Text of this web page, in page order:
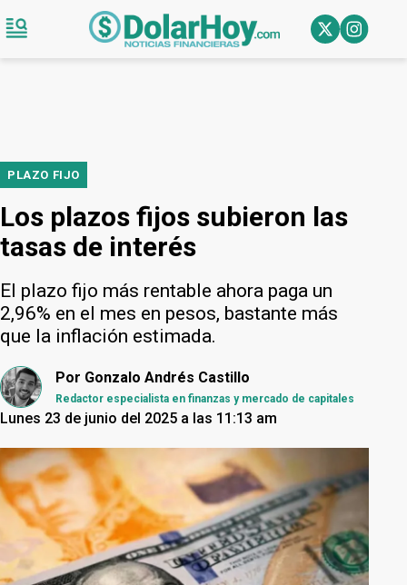
PLAZO FIJO
Los plazos fijos subieron las
tasas de interés
El plazo fijo más rentable ahora paga un
2,96% en el mes en pesos, bastante más
que la inflación estimada.
Por Gonzalo Andrés Castillo
Redactor especialista en finanzas y mercado de capitales
Lunes 23 de junio del 2025 a las 11:13 am